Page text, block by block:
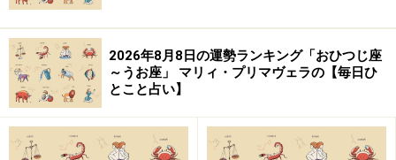
2026年8月8日の運勢ランキング「おひつじ座
～うお座」 マリィ・プリマヴェラの【毎日ひ
とこと占い】